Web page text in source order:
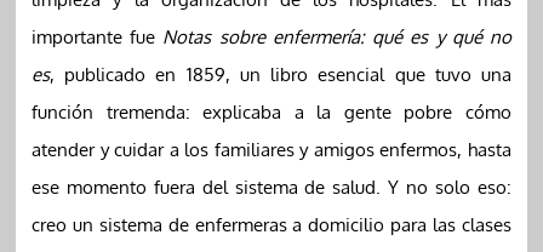
importante fue Notas sobre enfermería: qué es y qué no
es, publicado en 1859, un libro esencial que tuvo una
función tremenda: explicaba a la gente pobre cómo
atender y cuidar a los familiares y amigos enfermos, hasta
ese momento fuera del sistema de salud. Y no solo eso:
creo un sistema de enfermeras a domicilio para las clases